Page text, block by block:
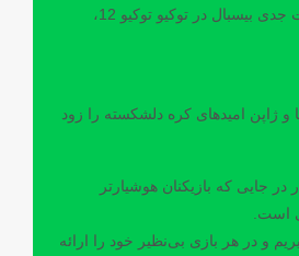
چک را در رشته ادبیات جدی بیسبال در توکیو توکیو 12،
و ژاپن امیدهای کره دلشکسته را زود
در جایی که بازیکنان هوشیارتر
است.
و در هر بازی بی‌نظیر خود را ارائه